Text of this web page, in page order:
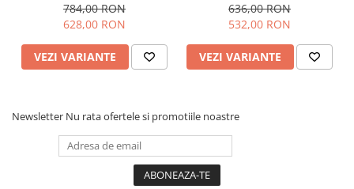
784,00 RON
628,00 RON
VEZI VARIANTE
636,00 RON
532,00 RON
VEZI VARIANTE
Newsletter Nu rata ofertele si promotiile noastre